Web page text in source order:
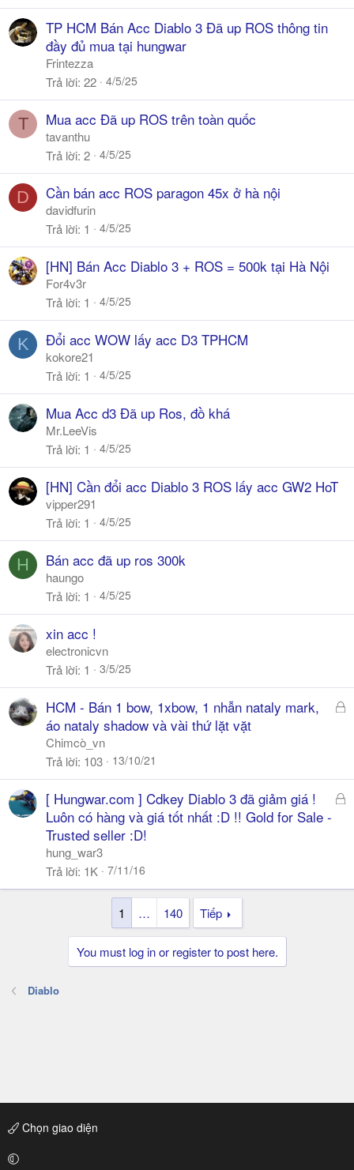
TP HCM Bán Acc Diablo 3 Đã up ROS thông tin
đầy đủ mua tại hungwar
Frintezza
Trả lời 22 4/5/25
T Mua acc Đã up ROS trên toàn quốc
tavanthu
Trả lời 2 4/5/25
D Cần bán acc ROS paragon 45x ở hà nội
davidfurin
Trả lời 1 4/5/25
[HN] Bán Acc Diablo 3 + ROS = 500k tại Hà Nội
For4v3r
Trả lời 1 4/5/25
K Đổi acc WOW lấy acc D3 TPHCM
kokore21
Trả lời 1 4/5/25
Mua Acc d3 Đã up Ros, đồ khá
Mr.LeeVis
Trả lời 1 4/5/25
[HN] Cần đổi acc Diablo 3 ROS lấy acc GW2 HoT
vipper291
Trả lời 1 4/5/25
H Bán acc đã up ros 300k
haungo
Trả lời 1 4/5/25
xin acc !
electronicvn
Trả lời 1 3/5/25
Đ
ó
HCM - Bán 1 bow, 1xbow, 1 nhẫn nataly mark,
áo nataly shadow và vài thứ lặt vặt
Chimcò_vn
Trả lời 103 13/10/21
Đ
[ Hungwar.com ] Cdkey Diablo 3 đã giảm giá !
Luôn có hàng và giá tốt nhất :D !! Gold for Sale -
Trusted seller :D!
hung_war3
Trả lời 1K 7/11/16
1 … 140 Tiếp
You must log in or register to post here.
Diablo
Chọn giao diện